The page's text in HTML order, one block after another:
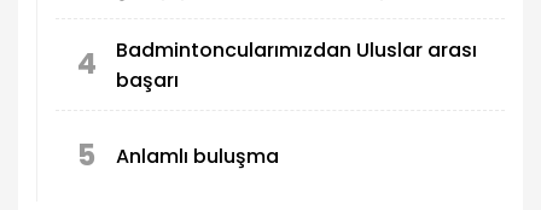
4
Badmintoncularımızdan Uluslar arası
başarı
5 Anlamlı buluşma